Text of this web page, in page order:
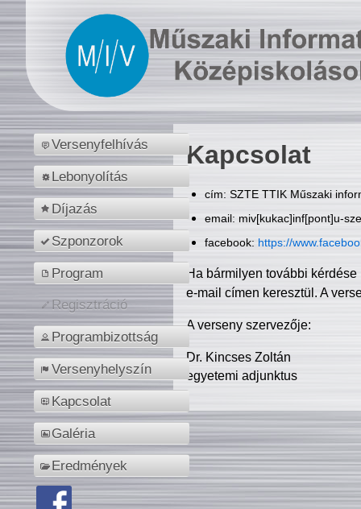
Versenyfelhívás
Lebonyolítás
Díjazás
Szponzorok
Program
Regisztráció
Programbizottság
Versenyhelyszín
Kapcsolat
Galéria
Eredmények
Kapcsolat
cím: SZTE TTIK Műszaki
email: miv[kukac]inf[pont]u-
facebook: https://
Ha bármilyen további
e-mail címen keresztül. A
A verseny szervezője:
Dr. Kincses Zoltán
egyetemi adjunktus